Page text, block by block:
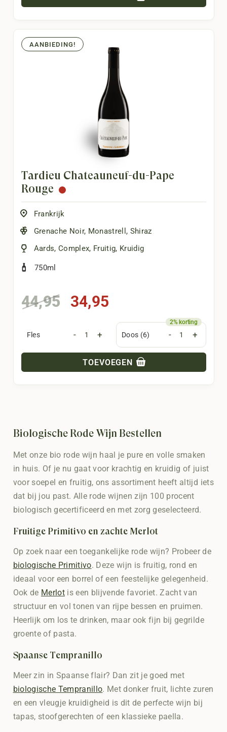
AANBIEDING!
Tardieu Châteauneuf-du-Pape
Rouge
Frankrijk
Grenache Noir, Monastrell , Shiraz
Aards, Complex, Fruitig, Kruidig
750ml
44,95
Oorspronkelijke
was:
34,95
is:
34,95.
Fles - + Doos (6) - +
TOEVOEGEN
Biologische Rode Wijn Bestellen
Met onze bio rode wijn haal je pure en volle smaken
in huis. Of je nu gaat voor krachtig en kruidig of juist
voor soepel en fruitig, ons assortiment heeft altijd iets
dat bij jou past. Alle rode wijnen zijn 100 procent
biologisch gecertificeerd en met zorg geselecteerd.
Fruitige Primitivo en zachte Merlot
Op zoek naar een toegankelijke rode wijn? Probeer de
biologische Primitivo. Deze wijn is fruitig, rond en
ideaal voor een borrel of een feestelijke gelegenheid.
Ook de Merlotis een blijvende favoriet. Zacht van
structuur en vol tonen van rijpe bessen en pruimen.
Heerlijk om los te drinken, maar ook fijn bij gegrilde
groente of pasta.
Spaanse Tempranillo
Meer zin in Spaanse flair? Dan zit je goed met
biologische Tempranillo. Met donker fruit, lichte zuren
en een vleugje kruidigheid is dit de perfecte wijn bij
tapas, stoofgerechten of een klassieke paella.